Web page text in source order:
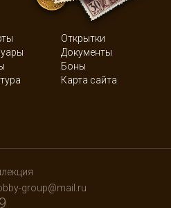
Открытки
Документы
Боны
Карта сайта
group@mail.ru